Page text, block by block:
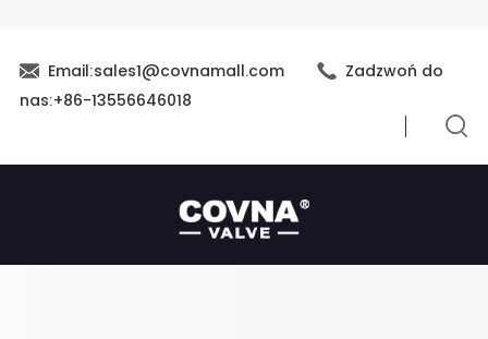
Email:sales1@covnamall.com
Zadzwoń do
nas:+86-13556646018